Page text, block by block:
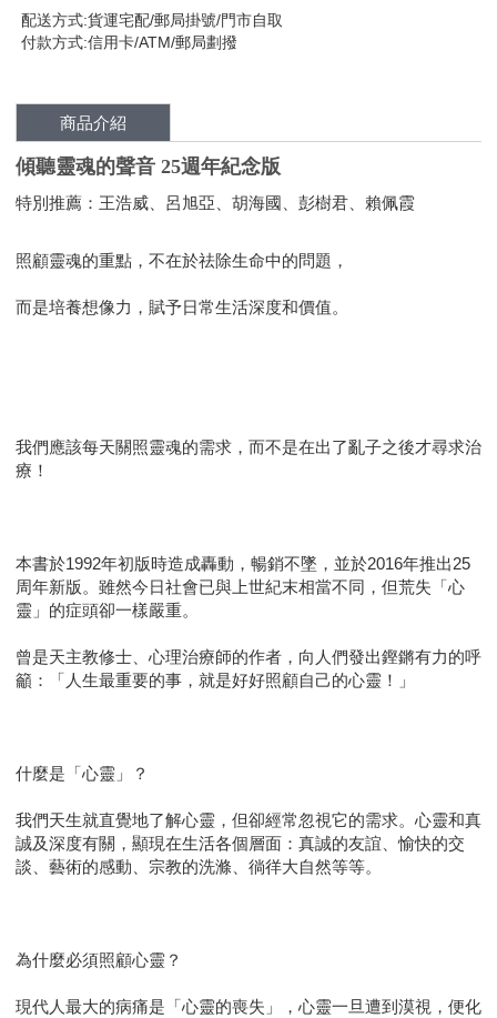
配送方式:貨運宅配/郵局掛號/門市自取
付款方式:信用卡/ATM/郵局劃撥
商品介紹
傾聽靈魂的聲音 25週年紀念版
特別推薦：王浩威、呂旭亞、胡海國、彭樹君、賴佩霞
照顧靈魂的重點，不在於祛除生命中的問題，
而是培養想像力，賦予日常生活深度和價值。
我們應該每天關照靈魂的需求，而不是在出了亂子之後才尋求治
療！
本書於1992年初版時造成轟動，暢銷不墜，並於2016年推出25
周年新版。雖然今日社會已與上世紀末相當不同，但荒失「心
靈」的症頭卻一樣嚴重。
曾是天主教修士、心理治療師的作者，向人們發出鏗鏘有力的呼
籲：「人生最重要的事，就是好好照顧自己的心靈！」
什麼是「心靈」？
我們天生就直覺地了解心靈，但卻經常忽視它的需求。心靈和真
誠及深度有關，顯現在生活各個層面：真誠的友誼、愉快的交
談、藝術的感動、宗教的洗滌、徜徉大自然等等。
為什麼必須照顧心靈？
現代人最大的病痛是「心靈的喪失」，心靈一旦遭到漠視，便化